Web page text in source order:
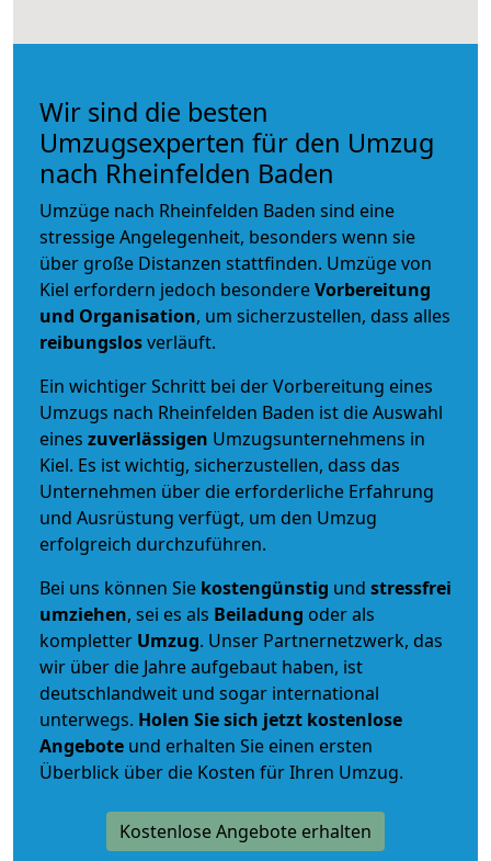
Wir sind die besten
Umzugsexperten für den Umzug
nach Rheinfelden Baden
Umzüge nach Rheinfelden Baden sind eine
stressige Angelegenheit, besonders wenn sie
über große Distanzen stattfinden. Umzüge von
Kiel erfordern jedoch besondereVorbereitung
und Organisation, um sicherzustellen, dass alles
reibungslosverläuft.
Ein wichtiger Schritt bei der Vorbereitung eines
Umzugs nach Rheinfelden Baden ist die Auswahl
eines zuverlässigen Umzugsunternehmens in
Kiel. Es ist wichtig, sicherzustellen, dass das
Unternehmen über die erforderliche Erfahrung
und Ausrüstung verfügt, um den Umzug
erfolgreich durchzuführen.
Bei uns können Sie kostengünstig und stressfrei
umziehen, sei es als Beiladung oder als
kompletter Umzug. Unser Partnernetzwerk, das
wir über die Jahre aufgebaut haben, ist
deutschlandweit und sogar international
unterwegs. Holen Sie sich jetzt kostenlose
Angebote und erhalten Sie einen ersten
Überblick über die Kosten für Ihren Umzug.
Kostenlose Angebote erhalten